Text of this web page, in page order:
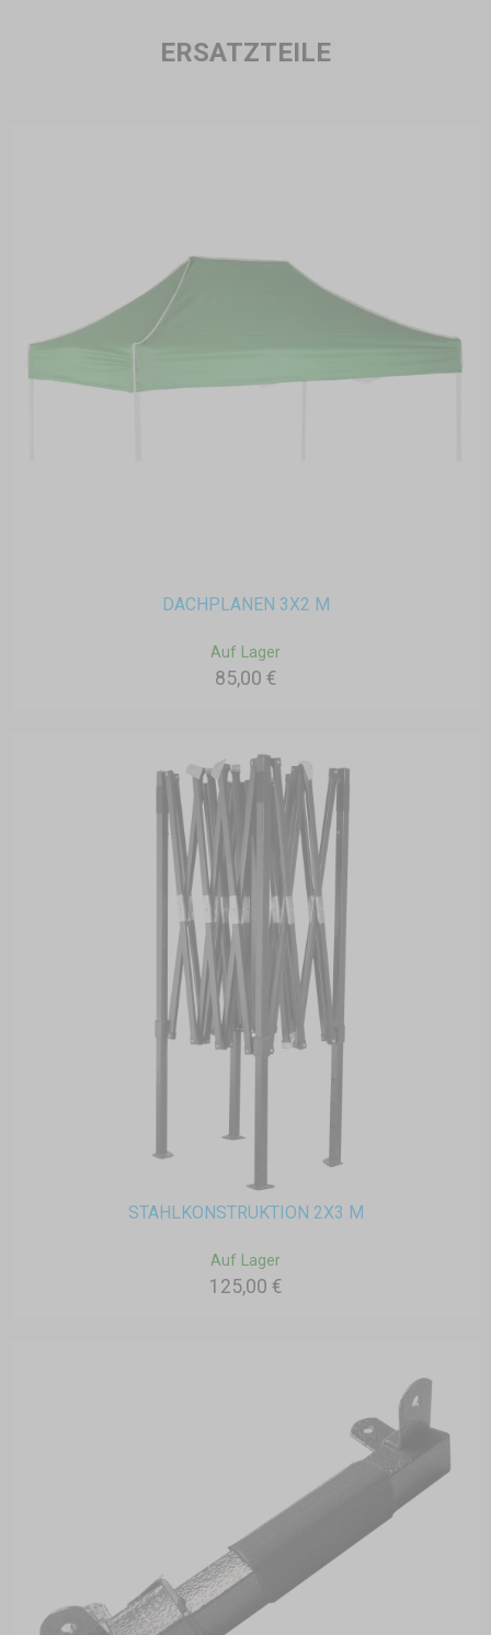
ERSATZTEILE
DACHPLANEN 3X2 M
Auf Lager
85,00 €
STAHLKONSTRUKTION 2X3 M
Auf Lager
125,00 €